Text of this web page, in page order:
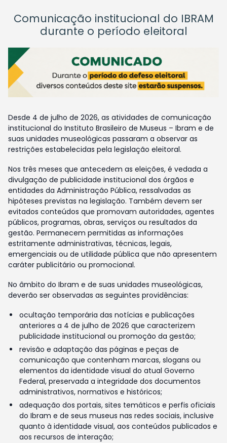
Comunicação institucional do IBRAM
durante o período eleitoral
Desde 4 de julho de 2026, as atividades de comunicação
institucional do Instituto Brasileiro de Museus – Ibram e de
suas unidades museológicas passaram a observar as
restrições estabelecidas pela legislação eleitoral.
Nos três meses que antecedem as eleições, é vedada a
divulgação de publicidade institucional dos órgãos e
entidades da Administração Pública, ressalvadas as
hipóteses previstas na legislação. Também devem ser
evitados conteúdos que promovam autoridades, agentes
públicos, programas, obras, serviços ou resultados da
gestão. Permanecem permitidas as informações
estritamente administrativas, técnicas, legais,
emergenciais ou de utilidade pública que não apresentem
caráter publicitário ou promocional.
No âmbito do Ibram e de suas unidades museológicas,
deverão ser observadas as seguintes providências:
ocultação temporária das notícias e publicações
anteriores a 4 de julho de 2026 que caracterizem
publicidade institucional ou promoção da gestão;
revisão e adaptação das páginas e peças de
comunicação que contenham marcas, slogans ou
elementos da identidade visual do atual Governo
Federal, preservada a integridade dos documentos
administrativos, normativos e históricos;
adequação dos portais, sites temáticos e perfis oficiais
do Ibram e de seus museus nas redes sociais, inclusive
quanto à identidade visual, aos conteúdos publicados e
aos recursos de interação;